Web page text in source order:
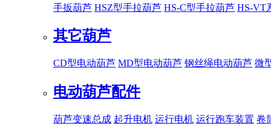
手扳葫芦 HSZ型手拉葫芦 HS-C型手拉葫芦 HS-VT
其它葫芦
CD型电动葫芦 MD型电动葫芦 钢丝绳电动葫芦 微
电动葫芦配件
葫芦变速总成 起升电机 运行电机 运行跑车装置 卷